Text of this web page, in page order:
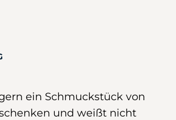
ein Schmuckstück von
und weißt nicht